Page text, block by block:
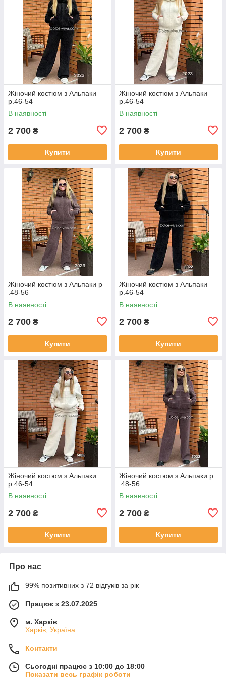
Жіночий костюм з Альпаки
р.46-54
В наявності
2 700 ₴
Купити
Жіночий костюм з Альпаки
р.46-54
В наявності
2 700 ₴
Купити
Жіночий костюм з Альпаки р
.48-56
В наявності
2 700 ₴
Купити
Жіночий костюм з Альпаки
р.46-54
В наявності
2 700 ₴
Купити
Жіночий костюм з Альпаки
р.46-54
В наявності
2 700 ₴
Купити
Жіночий костюм з Альпаки р
.48-56
В наявності
2 700 ₴
Купити
Про нас
99% позитивних з 72 відгуків за рік
Працює з 23.07.2025
м. Харків
Харків, Україна
Контакти
Сьогодні працює з 10:00 до 18:00
Показати весь графік роботи